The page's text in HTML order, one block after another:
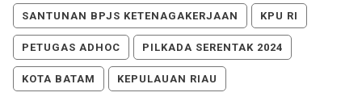
SANTUNAN BPJS KETENAGAKERJAAN KPU RI
PETUGAS ADHOC PILKADA SERENTAK 2024
KOTA BATAM KEPULAUAN RIAU